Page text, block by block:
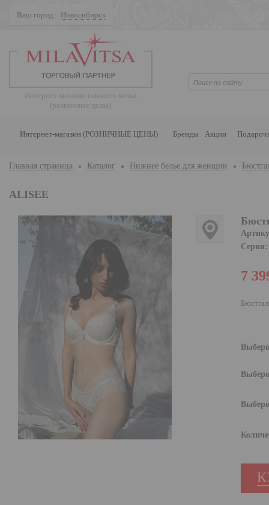
Ваш город: Новосибирск
Интернет-магазин нижнего белья
(розничные цены)
Интернет-магазин (РОЗНИЧНЫЕ ЦЕНЫ) Бренды Акции
Главная страница Каталог Нижнее белье для женщин
ALISEE
Серия:
7